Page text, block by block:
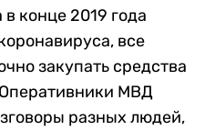
конце 2019 года
все
закупать средства
МВД
разных людей,